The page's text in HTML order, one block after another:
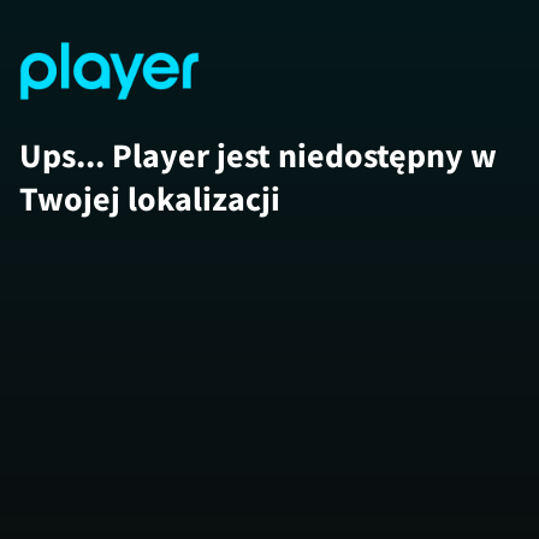
Ups... Player jest niedostępny w
Twojej lokalizacji